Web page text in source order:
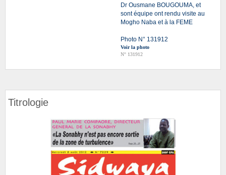
Dr Ousmane BOUGOUMA, et
sont équipe ont rendu visite au
Mogho Naba et à la FEME
Photo N° 131912
Voir la photo
N° 131912
Titrologie